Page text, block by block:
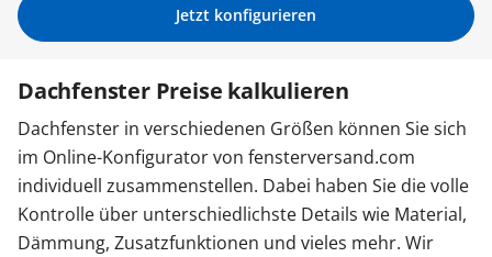
Zäune & Tore
Garagentore
Carports
Anmelden / Registrieren
Jetzt konfigurieren
Dachfenster Preise kalkulieren
Dachfenster in verschiedenen Größen können Sie sich
im Online-Konfigurator von fensterversand.com
individuell zusammenstellen. Dabei haben Sie die volle
Kontrolle über unterschiedlichste Details wie Material,
Dämmung, Zusatzfunktionen und vieles mehr. Wir